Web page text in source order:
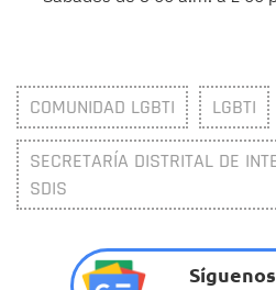
COMUNIDAD LGBTI LGBTI
SECRETARÍA DISTRITAL DE
SDIS